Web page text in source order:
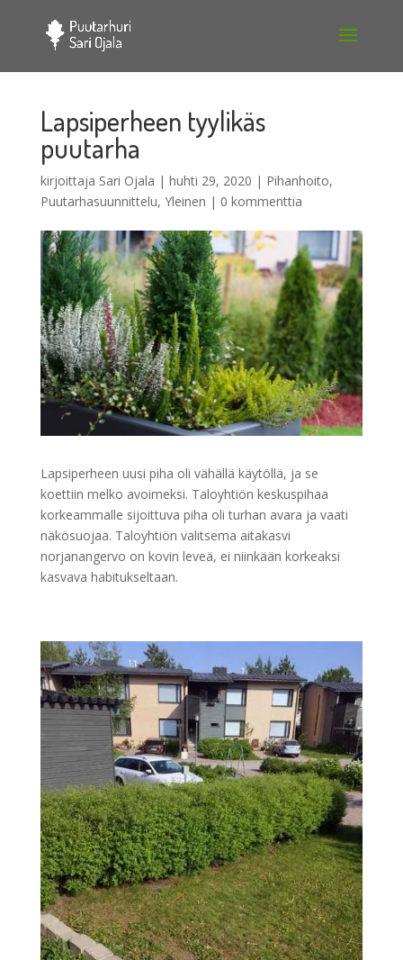
Lapsiperheen tyylikäs
puutarha
kirjoittaja Sari Ojala | huhti 29, 2020 | Pihanhoito,
Puutarhasuunnittelu, Yleinen | 0 kommenttia
Lapsiperheen uusi piha oli vähällä käytöllä, ja se
koettiin melko avoimeksi. Taloyhtiön keskuspihaa
korkeammalle sijoittuva piha oli turhan avara ja vaati
näkösuojaa. Taloyhtiön valitsema aitakasvi
norjanangervo on kovin leveä, ei niinkään korkeaksi
kasvava habitukseltaan.